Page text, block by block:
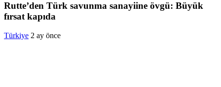
Rutte’den Türk savunma sanayiine övgü: Büyük
fırsat kapıda
Türkiye 2 ay önce